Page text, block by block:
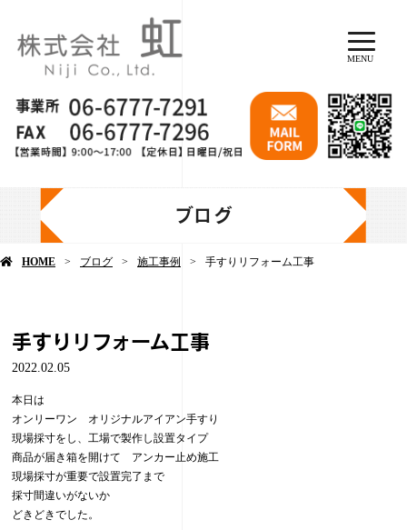
MENU
ブログ
HOME ブログ 施工事例 手すりリフォーム工事
手すりリフォーム工事
2022.02.05
本日は
オンリーワン オリジナルアイアン手すり
現場採寸をし、工場で製作し設置タイプ
商品が届き箱を開けて アンカー止め施工
現場採寸が重要で設置完了まで
採寸間違いがないか
どきどきでした。